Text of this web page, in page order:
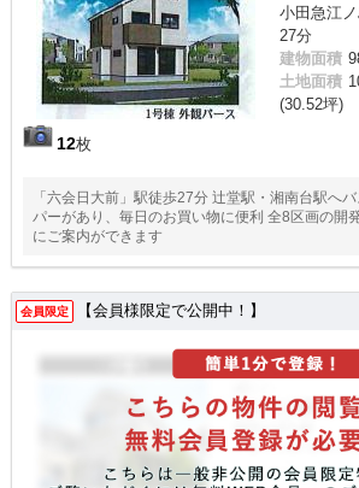
12枚
小田急江
27分
建物面積
土地面積
(30.52坪)
「六会日大前」駅徒歩27分 辻堂駅・湘南台駅へ
パーがあり、毎日のお買い物に便利 全8区画の開
にご案内ができます
会員限定 【会員様限定で公開中！】